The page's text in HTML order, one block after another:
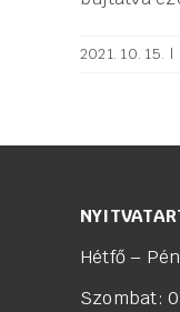
2021. 10. 15. |
Hétfő –
Szombat: